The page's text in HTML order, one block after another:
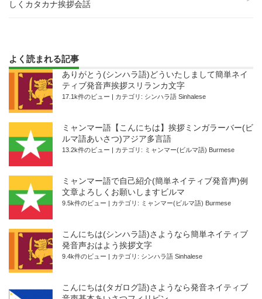
しくカタカナ挨拶会話
よく読まれる記事
ありがとう(シンハラ語)どういたしまして簡単ネイ
ティブ発音声挨拶スリランカ文字
17.1k件のビュー カテゴリ: シンハラ語 Sinhalese
ミャンマー語【こんにちは】挨拶ミンガラーバー(ビ
ルマ語あいさつ)アジア多言語
13.2k件のビュー カテゴリ: ミャンマー(ビルマ語) Burmese
ミャンマー語で自己紹介(簡単ネイティブ発音声)例
文章よろしくお願いしますビルマ
9.5k件のビュー カテゴリ: ミャンマー(ビルマ語) Burmese
こんにちは(シンハラ語)さようなら簡単ネイティブ
発音声おはよう挨拶文字
9.4k件のビュー カテゴリ: シンハラ語 Sinhalese
こんにちは(タガログ語)さようなら発音ネイティブ